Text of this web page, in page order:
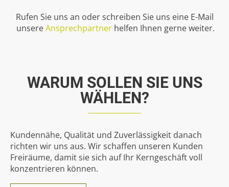
Rufen Sie uns an oder schreiben Sie uns eine E-Mail
unsereAnsprechpartner helfen Ihnen gerne weiter.
WARUM SOLLEN SIE UNS
WÄHLEN?
Kundennähe, Qualität und Zuverlässigkeit danach
richten wir uns aus. Wir schaffen unseren Kunden
Freiräume, damit sie sich auf Ihr Kerngeschäft voll
konzentrieren können.